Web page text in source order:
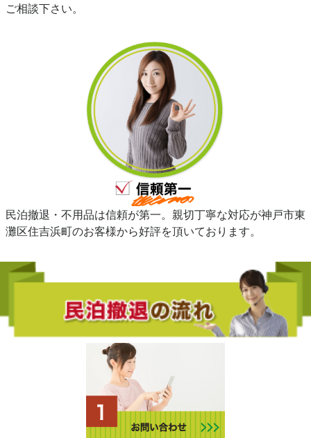
ご相談下さい。
民泊撤退・不用品は信頼が第一。親切丁寧な対応が神戸市東
灘区住吉浜町のお客様から好評を頂いております。